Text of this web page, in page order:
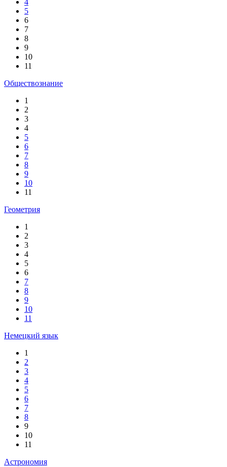
4
5
6
7
8
9
10
11
Обществознание
1
2
3
4
5
6
7
8
9
10
11
Геометрия
1
2
3
4
5
6
7
8
9
10
11
Немецкий язык
1
2
3
4
5
6
7
8
9
10
11
Астрономия